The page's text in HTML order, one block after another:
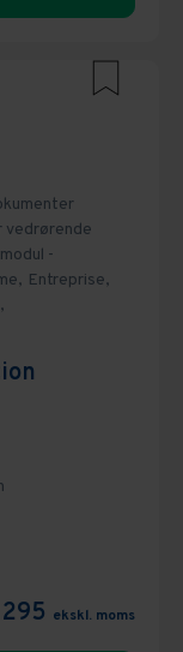
vedrørende
-
Entreprise,
ekskl. moms